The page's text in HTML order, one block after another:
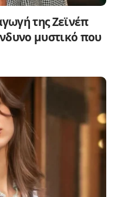
της Ζεϊνέπ
μυστικό που